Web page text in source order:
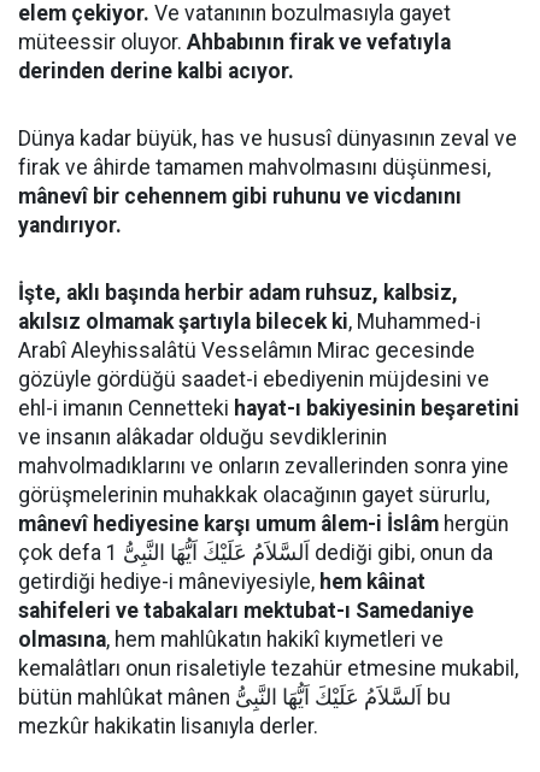
elem çekiyor. Ve vatanının bozulmasıyla gayet
müteessir oluyor. Ahbabının firak ve vefatıyla
derinden derine kalbi acıyor.
Dünya kadar büyük, has ve hususî dünyasının zeval ve
firak ve âhirde tamamen mahvolmasını düşünmesi,
mânevî bir cehennem gibi ruhunu ve vicdanını
yandırıyor.
İşte, aklı başında herbir adam ruhsuz, kalbsiz,
akılsız olmamak şartıyla bilecek ki, Muhammed-i
Arabî Aleyhissalâtü Vesselâmın Mirac gecesinde
gözüyle gördüğü saadet-i ebediyenin müjdesini ve
ehl-i imanın Cennetteki hayat-ı bakiyesinin beşaretini
ve insanın alâkadar olduğu sevdiklerinin
mahvolmadıklarını ve onların zevallerinden sonra yine
görüşmelerinin muhakkak olacağının gayet sürurlu,
mânevî hediyesine karşı umum âlem-i İslâm hergün
çok defa اَلسَّلاَمُ عَلَيْكَ اَيُّهَا النَّبِىُّ 1 dediği gibi, onun da
getirdiği hediye-i mâneviyesiyle, hem kâinat
sahifeleri ve tabakaları mektubat-ı Samedaniye
olmasına, hem mahlûkatın hakikî kıymetleri ve
kemalâtları onun risaletiyle tezahür etmesine mukabil,
bütün mahlûkat mânen اَلسَّلاَمُ عَلَيْكَ اَيُّهَا النَّبِىُّ bu
mezkûr hakikatin lisanıyla derler.